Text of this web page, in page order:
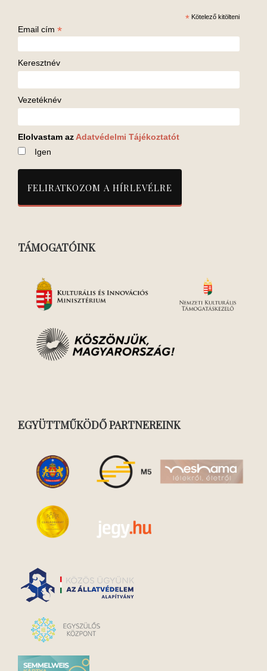
* Kötelező kitölteni
Email cím *
Keresztnév
Vezetéknév
Elolvastam az Adatvédelmi Tájékoztatót
Igen
TÁMOGATÓINK
EGYÜTTMŰKÖDŐ PARTNEREINK